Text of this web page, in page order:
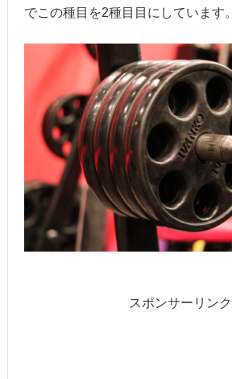
でこの種目を2種目目にしています。
スポンサーリンク